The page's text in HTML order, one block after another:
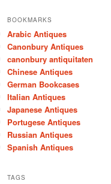
BOOKMARKS
Arabic Antiques
Canonbury Antiques
canonbury antiquitaten
Chinese Antiques
German Bookcases
Italian Antiques
Japanese Antiques
Portugese Antiques
Russian Antiques
Spanish Antiques
TAGS